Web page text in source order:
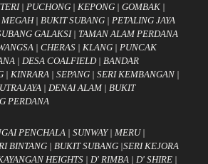
| PUCHONG | KEPONG | GOMBAK |
| BUKIT SUBANG | PETALING JAYA
GALAKSI| TAMAN ALAM PERDANA
| CHERAS | KLANG | PUNCAK
| DESA COALFIELD| BANDAR
| KINRARA | SEPANG | SERI KEMBANGAN |
| DENAI ALAM| BUKIT
PERDANA
PENCHALA | SUNWAY| MERU|
BINTANG | BUKIT SUBANG |SERI KEJORA
HEIGHTS | D' RIMBA | D' SHIRE |